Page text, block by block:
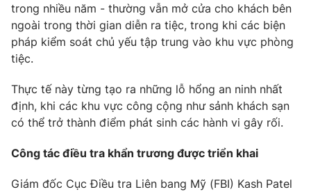
trong nhiều năm - thường vẫn mở cửa cho khách bên
ngoài trong thời gian diễn ra tiệc, trong khi các biện
pháp kiểm soát chủ yếu tập trung vào khu vực phòng
tiệc.
Thực tế này từng tạo ra những lỗ hổng an ninh nhất
định, khi các khu vực công cộng như sảnh khách sạn
có thể trở thành điểm phát sinh các hành vi gây rối.
Công tác điều tra khẩn trương được triển khai
Giám đốc Cục Điều tra Liên bang Mỹ (FBI) Kash Patel